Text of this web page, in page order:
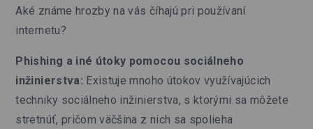
Aké známe hrozby na vás číhajú pri používaní
internetu?
Phishing a iné útoky pomocou sociálneho
inžinierstva: Existuje mnoho útokov využívajúcich
techniky sociálneho inžinierstva, s ktorými sa môžete
stretnúť, pričom väčšina z nich sa spolieha